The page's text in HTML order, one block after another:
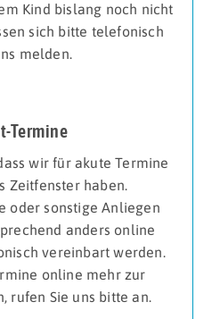
Kind bislang noch nicht
sich bitte telefonisch
melden.
Termine
wir für akute Termine
Zeitfenster haben.
oder sonstige Anliegen
anders online
vereinbart werden.
online mehr zur
rufen Sie uns bitte an.